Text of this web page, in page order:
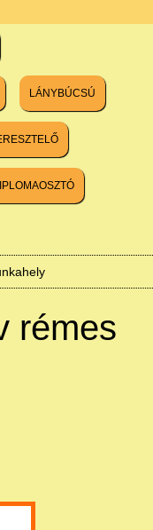
LÁNYBÚCSÚ
rémes